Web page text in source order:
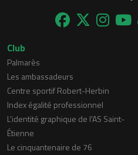
Club
Palmarès
Les ambassadeurs
Centre sportif Robert-Herbin
Index égalité professionnel
L'identité graphique de l'AS Saint-
Étienne
Le cinquantenaire de 76